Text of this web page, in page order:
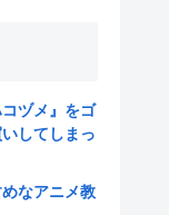
コヅメ』をゴ
してしまっ
めなアニメ教